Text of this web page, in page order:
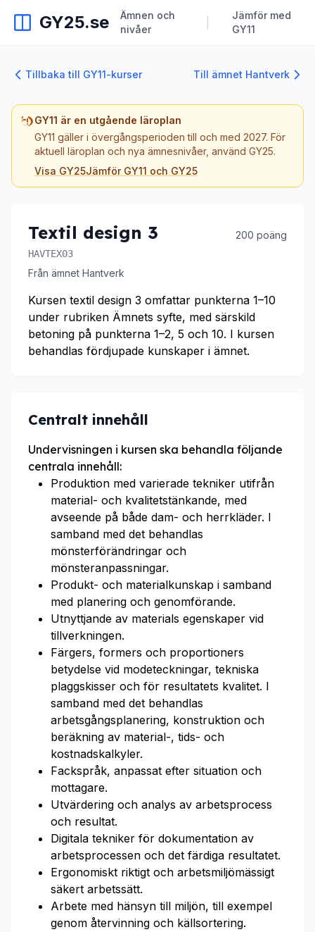
GY25.se
Ämnen och
nivåer
Jämför med
GY11
Tillbaka till GY11-kurser Till ämnet Hantverk
GY11 är en utgående läroplan
GY11 gäller i övergångsperioden till och med 2027. För
aktuell läroplan och nya ämnesnivåer, använd GY25.
Visa GY25Jämför GY11 och GY25
Textil design 3 200 poäng
HAVTEX03
Från ämnet Hantverk
Kursen textil design 3 omfattar punkterna 1–10
under rubriken Ämnets syfte, med särskild
betoning på punkterna 1–2, 5 och 10. I kursen
behandlas fördjupade kunskaper i ämnet.
Centralt innehåll
Undervisningen i kursen ska behandla följande
centrala innehåll:
Produktion med varierade tekniker utifrån
material- och kvalitetstänkande, med
avseende på både dam- och herrkläder. I
samband med det behandlas
mönsterförändringar och
mönsteranpassningar.
Produkt- och materialkunskap i samband
med planering och genomförande.
Utnyttjande av materials egenskaper vid
tillverkningen.
Färgers, formers och proportioners
betydelse vid modeteckningar, tekniska
plaggskisser och för resultatets kvalitet. I
samband med det behandlas
arbetsgångsplanering, konstruktion och
beräkning av material-, tids- och
kostnadskalkyler.
Fackspråk, anpassat efter situation och
mottagare.
Utvärdering och analys av arbetsprocess
och resultat.
Digitala tekniker för dokumentation av
arbetsprocessen och det färdiga resultatet.
Ergonomiskt riktigt och arbetsmiljömässigt
säkert arbetssätt.
Arbete med hänsyn till miljön, till exempel
genom återvinning och källsortering.